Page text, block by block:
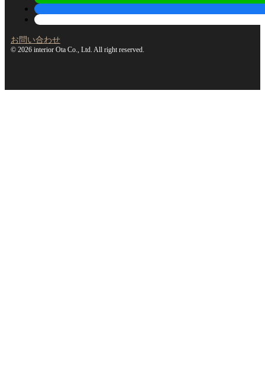
お問い合わせ
© 2026 interior Ota Co., Ltd. All right reserved.